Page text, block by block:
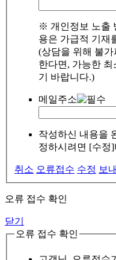
※ 개인정보 노출
용은 가급적 기재
(상담을 위해 불
한다면, 가능한 최
기 바랍니다.)
메일주소
작성하신 내용을
정하시려면 [수정
취소 오류접수 수정 보
오류 접수 확인
닫기
오류 접수 확인